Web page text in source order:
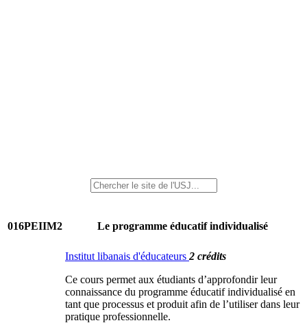
016PEIIM2 Le programme éducatif individualisé
Institut libanais d'éducateurs 2 crédits
Ce cours permet aux étudiants d’approfondir leur
connaissance du programme éducatif individualisé en
tant que processus et produit afin de l’utiliser dans leur
pratique professionnelle.